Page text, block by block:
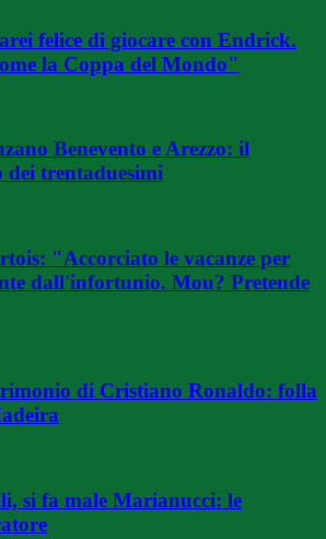
felice di giocare con Endrick.
la Coppa del Mondo"
Benevento e Arezzo: il
dei trentaduesimi
"Accorciato le vacanze per
dall'infortunio. Mou? Pretende
di Cristiano Ronaldo: folla
si fa male Marianucci: le